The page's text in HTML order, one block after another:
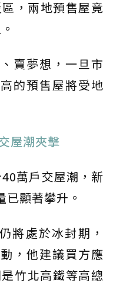
，兩地預售屋竟
賣夢想，一旦市
的預售屋將受地
屋潮夾擊
萬戶交屋潮，新
顯著攀升。
將處於冰封期，
，他建議買方應
竹北高鐵等高總